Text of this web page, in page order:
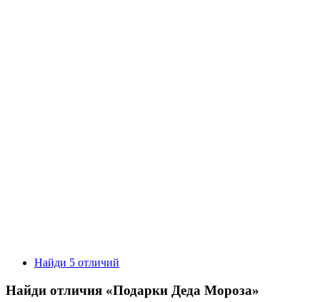
Найди 5 отличий
Найди отличия «Подарки Деда Мороза»